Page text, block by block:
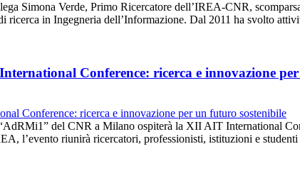
Simona Verde, Primo Ricercatore dell’IREA-CNR,
ricerca in Ingegneria dell’Informazione. Dal 2011 ha svolto
Conference: ricerca e innovazione
del CNR a Milano ospiterà la XII AIT International
l’evento riunirà ricercatori, professionisti, istituzioni e